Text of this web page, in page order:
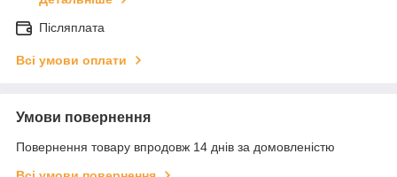
Післяплата
Всі умови оплати
Умови повернення
Повернення товару впродовж 14 днів за домовленістю